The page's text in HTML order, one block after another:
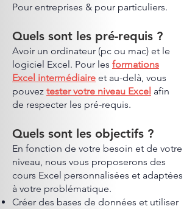
Pour entreprises & pour particuliers.
Quels sont les pré-requis ?
Avoir un ordinateur (pc ou mac) et le
logiciel Excel. Pour les formations
Excel intermédiaire et au-delà, vous
pouvez tester votre niveau Excel afin
de respecter les pré-requis.
Quels sont les objectifs ?
En fonction de votre besoin et de votre
niveau, nous vous proposerons des
cours Excel personnalisées et adaptées
à votre problématique.
Créer des bases de données et utiliser